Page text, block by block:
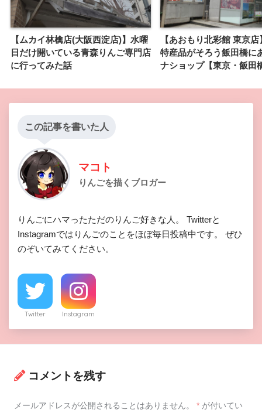
【ムカイ林檎店(大阪西淀店)】水曜
日だけ開いている青森りんご専門店
に行ってみた話
【あおもり北彩館 東京
特産品がそろう飯田橋に
ナショップ【東京・飯田
この記事を書いた人
マコト
りんごを描くブロガー
りんごにハマったただのりんご好きな人。 Twitterと
Instagramではりんごのことをほぼ毎日投稿中です。 ぜひ
のぞいてみてください。
Twitter Instagram
コメントを残す
メールアドレスが公開されることはありません。 * が付いてい